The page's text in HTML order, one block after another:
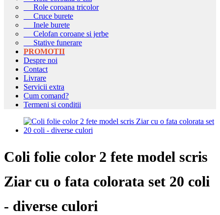
Role coroana tricolor
Cruce burete
Inele burete
Celofan coroane si jerbe
Stative funerare
PROMOTII
Despre noi
Contact
Livrare
Servicii extra
Cum comand?
Termeni si conditii
Coli folie color 2 fete model scris
Ziar cu o fata colorata set 20 coli
- diverse culori